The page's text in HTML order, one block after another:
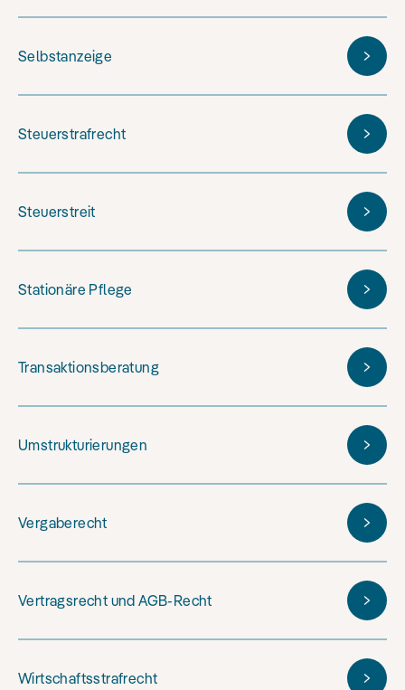
Selbstanzeige
Steuerstrafrecht
Steuerstreit
Stationäre Pflege
Transaktionsberatung
Umstrukturierungen
Vergaberecht
Vertragsrecht und AGB-Recht
Wirtschaftsstrafrecht